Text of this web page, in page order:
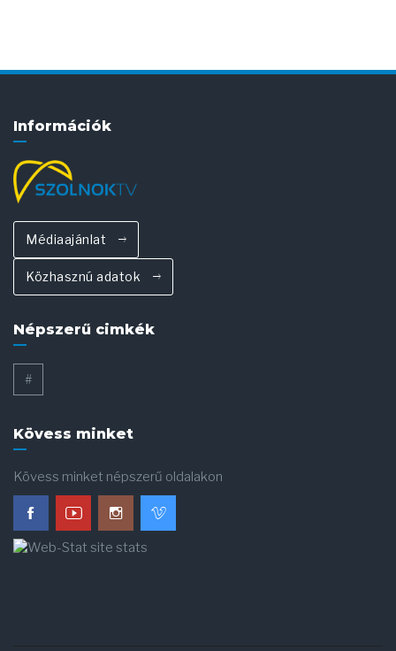
Információk
Médiaajánlat
Közhasznú adatok
Népszerű cimkék
#
Kövess minket
Kövess minket népszerű oldalakon